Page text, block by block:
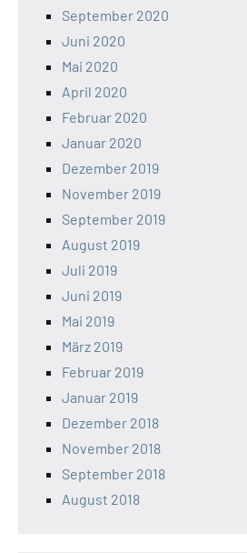
September 2020
Juni 2020
Mai 2020
April 2020
Februar 2020
Januar 2020
Dezember 2019
November 2019
September 2019
August 2019
Juli 2019
Juni 2019
Mai 2019
März 2019
Februar 2019
Januar 2019
Dezember 2018
November 2018
September 2018
August 2018